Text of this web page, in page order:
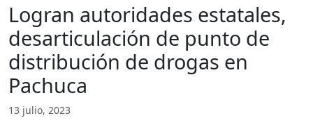
Logran autoridades estatales,
desarticulación de punto de
distribución de drogas en
Pachuca
13 julio, 2023